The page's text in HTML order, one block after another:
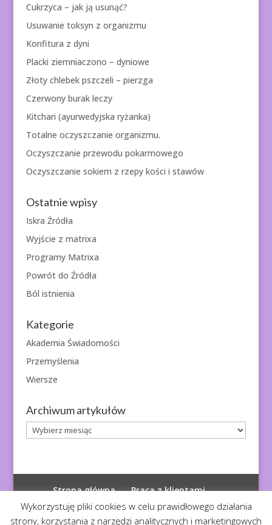
Cukrzyca – jak ją usunąć?
Usuwanie toksyn z organizmu
Konfitura z dyni
Placki ziemniaczono – dyniowe
Złoty chlebek pszczeli – pierzga
Czerwony burak leczy
Kitchari (ayurwedyjska ryżanka)
Totalne oczyszczanie organizmu.
Oczyszczanie przewodu pokarmowego
Oczyszczanie sokiem z rzepy kości i stawów
Ostatnie wpisy
Iskra Źródła
Wyjście z matrixa
Programy Matrixa
Powrót do Źródła
Ból istnienia
Kategorie
Akademia Świadomości
Przemyślenia
Wiersze
Archiwum artykułów
Archiwum
artykułów
Strona główna
Praca z klientami
Polityka prywatności
Wykorzystuję pliki cookies w celu prawidłowego działania
strony, korzystania z narzędzi analitycznych i marketingowych